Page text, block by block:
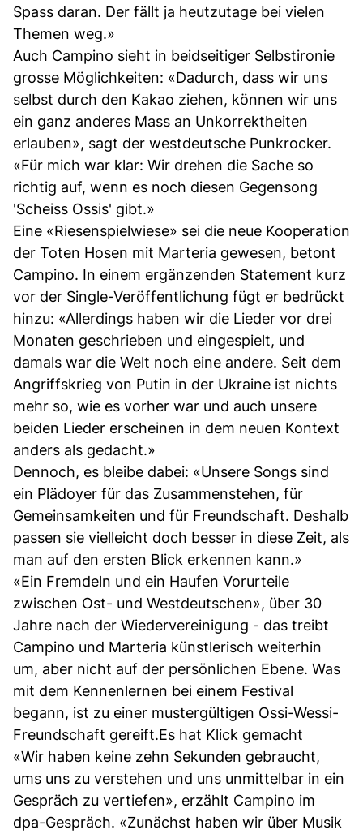
Spass daran. Der fällt ja heutzutage bei vielen
Themen weg.»
Auch Campino sieht in beidseitiger Selbstironie
grosse Möglichkeiten: «Dadurch, dass wir uns
selbst durch den Kakao ziehen, können wir uns
ein ganz anderes Mass an Unkorrektheiten
erlauben», sagt der westdeutsche Punkrocker.
«Für mich war klar: Wir drehen die Sache so
richtig auf, wenn es noch diesen Gegensong
'Scheiss Ossis' gibt.»
Eine «Riesenspielwiese» sei die neue Kooperation
der Toten Hosen mit Marteria gewesen, betont
Campino. In einem ergänzenden Statement kurz
vor der Single-Veröffentlichung fügt er bedrückt
hinzu: «Allerdings haben wir die Lieder vor drei
Monaten geschrieben und eingespielt, und
damals war die Welt noch eine andere. Seit dem
Angriffskrieg von Putin in der Ukraine ist nichts
mehr so, wie es vorher war und auch unsere
beiden Lieder erscheinen in dem neuen Kontext
anders als gedacht.»
Dennoch, es bleibe dabei: «Unsere Songs sind
ein Plädoyer für das Zusammenstehen, für
Gemeinsamkeiten und für Freundschaft. Deshalb
passen sie vielleicht doch besser in diese Zeit, als
man auf den ersten Blick erkennen kann.»
«Ein Fremdeln und ein Haufen Vorurteile
zwischen Ost- und Westdeutschen», über 30
Jahre nach der Wiedervereinigung - das treibt
Campino und Marteria künstlerisch weiterhin
um, aber nicht auf der persönlichen Ebene. Was
mit dem Kennenlernen bei einem Festival
begann, ist zu einer mustergültigen Ossi-Wessi-
Freundschaft gereift.Es hat Klick gemacht
«Wir haben keine zehn Sekunden gebraucht,
ums uns zu verstehen und uns unmittelbar in ein
Gespräch zu vertiefen», erzählt Campino im
dpa-Gespräch. «Zunächst haben wir über Musik